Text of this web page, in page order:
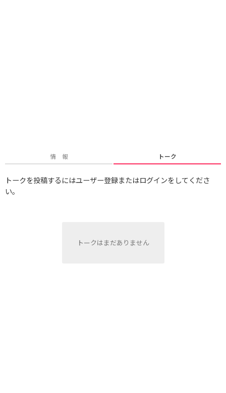
情 報 トーク
トークを投稿するにはユーザー登録またはログインをしてくださ
い。
トークはまだありません